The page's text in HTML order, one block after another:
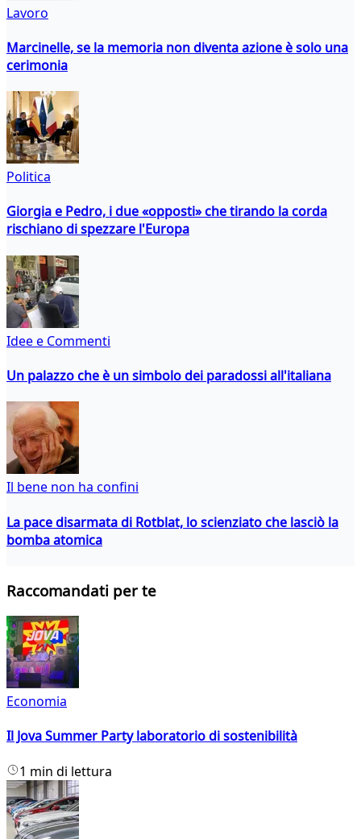
Lavoro
Marcinelle, se la memoria non diventa azione è solo una
cerimonia
Politica
Giorgia e Pedro, i due «opposti» che tirando la corda
rischiano di spezzare l'Europa
Idee e Commenti
Un palazzo che è un simbolo dei paradossi all'italiana
Il bene non ha confini
La pace disarmata di Rotblat, lo scienziato che lasciò la
bomba atomica
Raccomandati per te
Economia
Il Jova Summer Party laboratorio di sostenibilità
1 min di lettura